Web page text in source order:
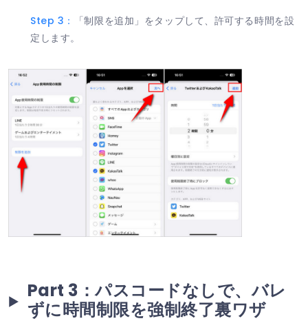
Step 3：
「制限を追加」をタップして、許可する時間を設
定します。
Part 3：パスコードなしで、バレ
ずに時間制限を強制終了裏ワザ